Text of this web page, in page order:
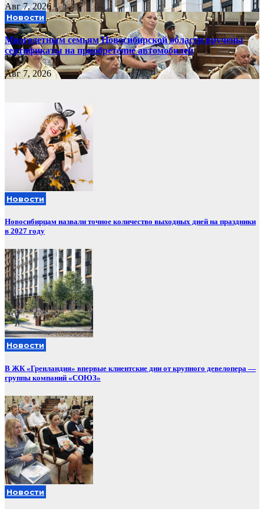
Авг 7, 2026
Новости
Многодетным семьям Новосибирской области вручены
сертификаты на приобретение автомобилей
Авг 7, 2026
Новости
Новосибирцам назвали точное количество выходных дней на праздники
в 2027 году
Новости
В ЖК «Гренландия» впервые клиентские дни от крупного девелопера —
группы компаний «СОЮЗ»
Новости